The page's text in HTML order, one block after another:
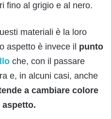
fino al grigio e al nero.
materiali è la loro
aspetto è invece il punto
che, con il passare
e, in alcuni casi, anche
a cambiare colore